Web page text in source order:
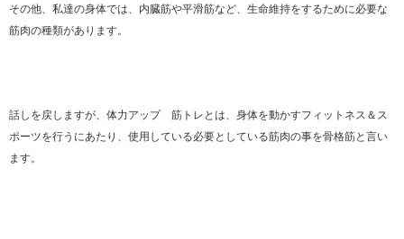
その他、私達の身体では、内臓筋や平滑筋など、生命維持をするために必要な
筋肉の種類があります。
話しを戻しますが、体力アップ 筋トレとは、身体を動かすフィットネス＆ス
ポーツを行うにあたり、使用している必要としている筋肉の事を骨格筋と言い
ます。